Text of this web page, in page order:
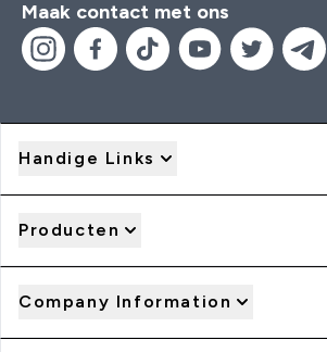
Maak contact met ons
Handige Links
Producten
Company Information